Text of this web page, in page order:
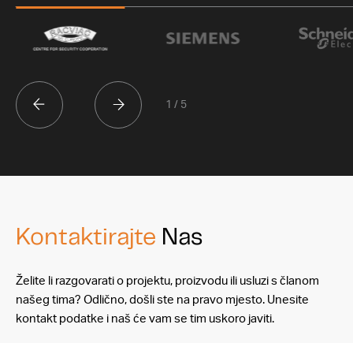
1 / 5
Kontaktirajte Nas
Želite li razgovarati o projektu, proizvodu ili usluzi s članom
našeg tima? Odlično, došli ste na pravo mjesto. Unesite
kontakt podatke i naš će vam se tim uskoro javiti.